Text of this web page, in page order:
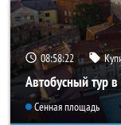
08:58:22
Автобусный тур
Сенная площадь